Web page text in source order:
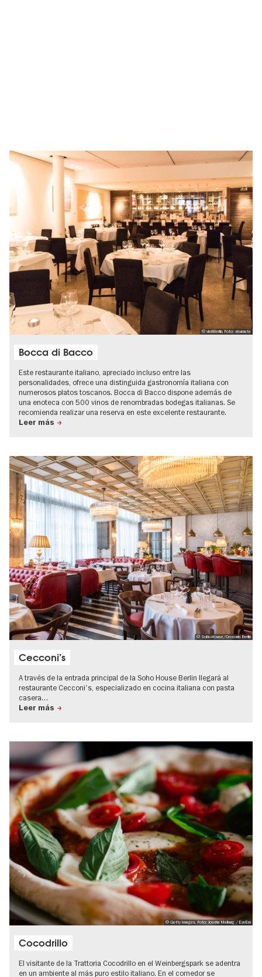
© visitBerlin, Foto: visumate
Bocca di Bacco
Este restaurante italiano, apreciado incluso entre las
personalidades, ofrece una distinguida gastronomía italiana con
numerosos platos toscanos. Bocca di Bacco dispone además de
una enoteca con 500 vinos de renombradas bodegas italianas. Se
recomienda realizar una reserva en este excelente restaurante.
Leer más
© Soho-House/Cecconis Berlin
Cecconi’s
A través de la entrada principal de la Soho House Berlin llegará al
restaurante Cecconi's, especializado en cocina italiana con pasta
casera…
Leer más
© Getty Images, Foto: Joscha Malburg / EyeEm
Cocodrillo
El visitante de la Trattoria Cocodrillo en el Weinbergspark se adentra
en un ambiente al más puro estilo italiano. En el comedor se